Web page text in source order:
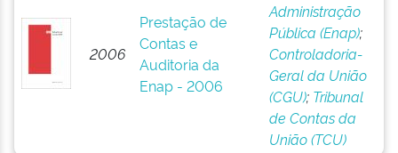
2006
Prestação de
Contas e
Auditoria da
Enap - 2006
Administração
Pública (Enap);
Controladoria-
Geral da União
(CGU); Tribunal
de Contas da
União (TCU)